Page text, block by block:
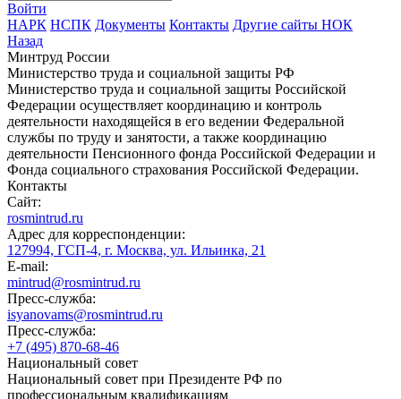
Войти
НАРК НСПК Документы Контакты Другие сайты НОК
Назад
Минтруд России
Министерство труда и социальной защиты РФ
Министерство труда и социальной защиты Российской
Федерации осуществляет координацию и контроль
деятельности находящейся в его ведении Федеральной
службы по труду и занятости, а также координацию
деятельности Пенсионного фонда Российской Федерации и
Фонда социального страхования Российской Федерации.
Контакты
Сайт:
rosmintrud.ru
Адрес для корреспонденции:
127994, ГСП-4, г. Москва, ул. Ильинка, 21
E-mail:
mintrud@rosmintrud.ru
Пресс-служба:
isyanovams@rosmintrud.ru
Пресс-служба:
+7 (495) 870-68-46
Национальный совет
Национальный совет при Президенте РФ по
профессиональным квалификациям